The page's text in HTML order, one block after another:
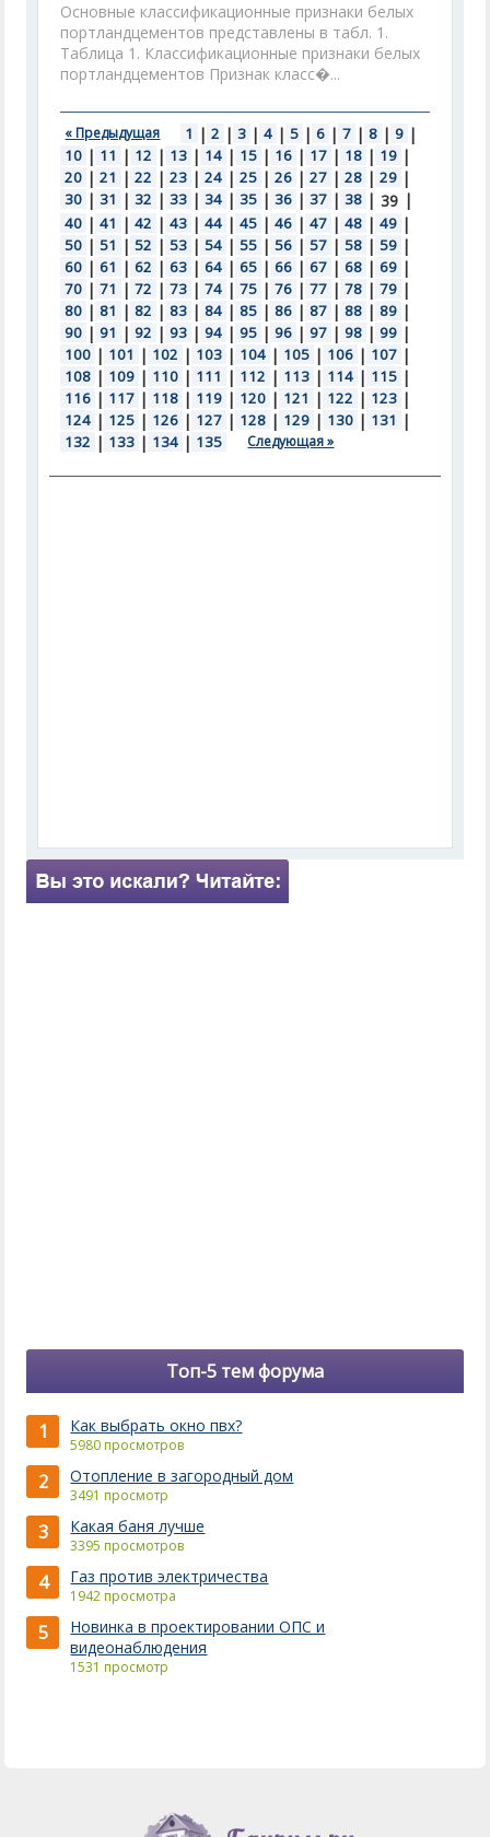
Основные классификационные признаки белых
портландцементов представлены в табл. 1.
Таблица 1. Классификационные признаки белых
портландцементов Признак класс�...
« Предыдущая 1 | 2 | 3 | 4 | 5 | 6 | 7 | 8 | 9 |
10 | 11 | 12 | 13 | 14 | 15 | 16 | 17 | 18 | 19 |
20 | 21 | 22 | 23 | 24 | 25 | 26 | 27 | 28 | 29 |
30 | 31 | 32 | 33 | 34 | 35 | 36 | 37 | 38 | 39 |
40 | 41 | 42 | 43 | 44 | 45 | 46 | 47 | 48 | 49 |
50 | 51 | 52 | 53 | 54 | 55 | 56 | 57 | 58 | 59 |
60 | 61 | 62 | 63 | 64 | 65 | 66 | 67 | 68 | 69 |
70 | 71 | 72 | 73 | 74 | 75 | 76 | 77 | 78 | 79 |
80 | 81 | 82 | 83 | 84 | 85 | 86 | 87 | 88 | 89 |
90 | 91 | 92 | 93 | 94 | 95 | 96 | 97 | 98 | 99 |
100 | 101 | 102 | 103 | 104 | 105 | 106 | 107 |
108 | 109 | 110 | 111 | 112 | 113 | 114 | 115 |
116 | 117 | 118 | 119 | 120 | 121 | 122 | 123 |
124 | 125 | 126 | 127 | 128 | 129 | 130 | 131 |
132 | 133 | 134 | 135 Следующая »
Топ-5 тем форума
1 Как выбрать окно пвх?
5980 просмотров
2 Отопление в загородный дом
3491 просмотр
3 Какая баня лучше
3395 просмотров
4 Газ против электричества
1942 просмотра
5
Новинка в проектировании ОПС и
видеонаблюдения
1531 просмотр